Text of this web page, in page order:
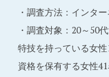
・調査方法：インタ
・調査対象：20～50
特技を持っている女
資格を保有する女性41